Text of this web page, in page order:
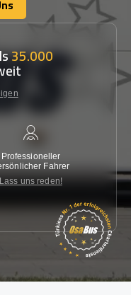
35.000
Professioneller
Fahrer
Lass uns reden!